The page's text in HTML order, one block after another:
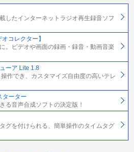
したインターネットラジオ再生録音ソフ
コレクター】
。ビデオや画面の録画・録音・動画音楽
ーア Lite 1.8
作でき、カスタマイズ自由度の高いテレ
ターター
る音声合成ソフトの決定版！
グを付けられる、簡単操作のタイムタグ